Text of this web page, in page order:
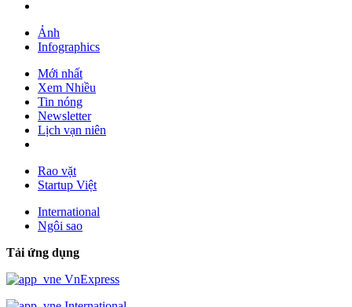
Ảnh
Infographics
Mới nhất
Xem Nhiều
Tin nóng
Newsletter
Lịch vạn niên
Rao vặt
Startup Việt
International
Ngôi sao
Tải ứng dụng
VnExpress